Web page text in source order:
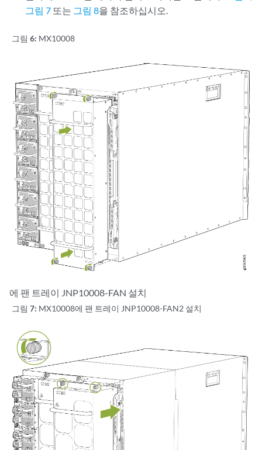
그림 7 또는 그림 8을 참조하십시오.
그림 6: MX10008
에 팬 트레이 JNP10008-FAN 설치
그림 7: MX10008에 팬 트레이 JNP10008-FAN2 설치